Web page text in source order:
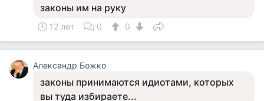
законы им на руку
12 лет 0 0
Александр Божко
законы принимаются идиотами, которых
вы туда избираете...